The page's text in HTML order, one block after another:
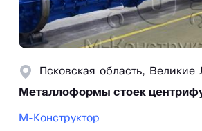
Псковская область, Великие
Металлоформы стоек
М-Конструктор